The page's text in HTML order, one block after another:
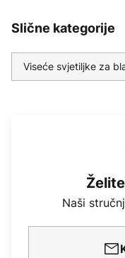
Slične kategorije
Viseće svjetiljke za
Naši